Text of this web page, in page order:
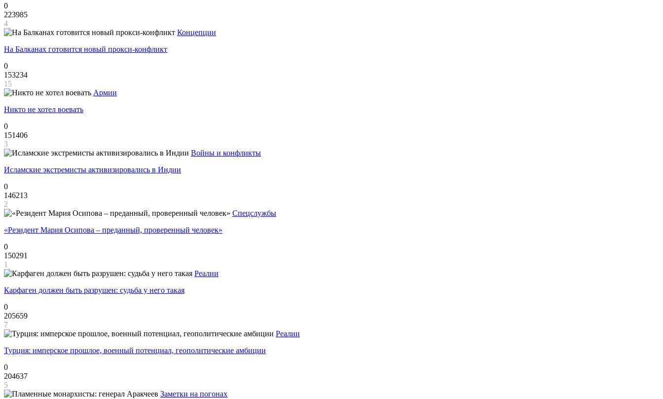
0
223985
4
Концепции
На Балканах готовится новый прокси-конфликт
0
153234
15
Армии
Никто не хотел воевать
0
151406
3
Войны и конфликты
Исламские экстремисты активизировались в Индии
0
146213
2
Спецслужбы
«Резидент Мария Осипова – преданный, проверенный человек»
0
150291
1
Реалии
Карфаген должен быть разрушен: судьба у него такая
0
205659
7
Реалии
Турция: имперское прошлое, военный потенциал, геополитические амбиции
0
204637
5
Заметки на погонах